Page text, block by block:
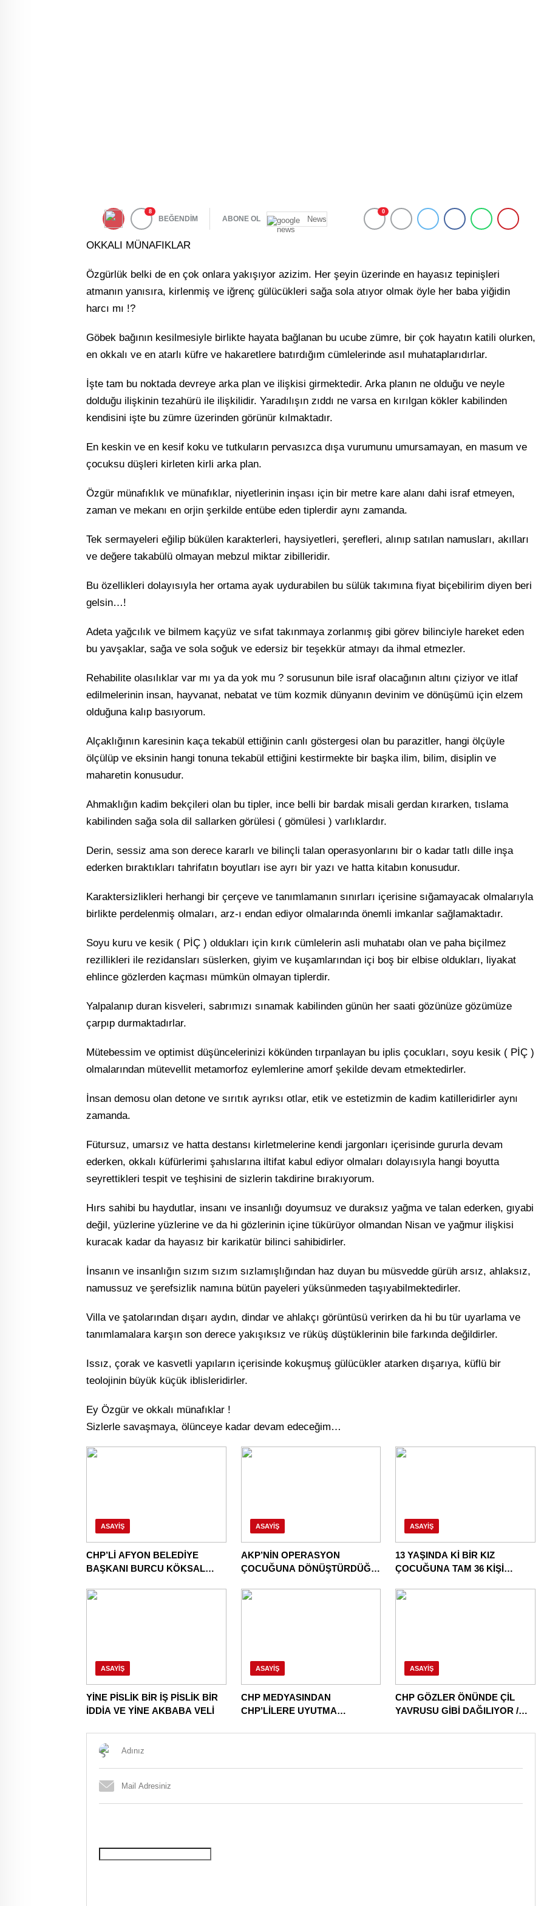
8
BEĞENDİM ABONE OL News
0
OKKALI MÜNAFIKLAR
Özgürlük belki de en çok onlara yakışıyor azizim. Her şeyin üzerinde en hayasız tepinişleri
atmanın yanısıra, kirlenmiş ve iğrenç gülücükleri sağa sola atıyor olmak öyle her baba yiğidin
harcı mı !?
Göbek bağının kesilmesiyle birlikte hayata bağlanan bu ucube zümre, bir çok hayatın katili olurken,
en okkalı ve en atarlı küfre ve hakaretlere batırdığım cümlelerinde asıl muhataplarıdırlar.
İşte tam bu noktada devreye arka plan ve ilişkisi girmektedir. Arka planın ne olduğu ve neyle
dolduğu ilişkinin tezahürü ile ilişkilidir. Yaradılışın zıddı ne varsa en kırılgan kökler kabilinden
kendisini işte bu zümre üzerinden görünür kılmaktadır.
En keskin ve en kesif koku ve tutkuların pervasızca dışa vurumunu umursamayan, en masum ve
çocuksu düşleri kirleten kirli arka plan.
Özgür münafıklık ve münafıklar, niyetlerinin inşası için bir metre kare alanı dahi israf etmeyen,
zaman ve mekanı en orjin şerkilde entübe eden tiplerdir aynı zamanda.
Tek sermayeleri eğilip bükülen karakterleri, haysiyetleri, şerefleri, alınıp satılan namusları, akılları
ve değere takabülü olmayan mebzul miktar zibilleridir.
Bu özellikleri dolayısıyla her ortama ayak uydurabilen bu sülük takımına fiyat biçebilirim diyen beri
gelsin…!
Adeta yağcılık ve bilmem kaçyüz ve sıfat takınmaya zorlanmış gibi görev bilinciyle hareket eden
bu yavşaklar, sağa ve sola soğuk ve edersiz bir teşekkür atmayı da ihmal etmezler.
Rehabilite olasılıklar var mı ya da yok mu ? sorusunun bile israf olacağının altını çiziyor ve itlaf
edilmelerinin insan, hayvanat, nebatat ve tüm kozmik dünyanın devinim ve dönüşümü için elzem
olduğuna kalıp basıyorum.
Alçaklığının karesinin kaça tekabül ettiğinin canlı göstergesi olan bu parazitler, hangi ölçüyle
ölçülüp ve eksinin hangi tonuna tekabül ettiğini kestirmekte bir başka ilim, bilim, disiplin ve
maharetin konusudur.
Ahmaklığın kadim bekçileri olan bu tipler, ince belli bir bardak misali gerdan kırarken, tıslama
kabilinden sağa sola dil sallarken görülesi ( gömülesi ) varlıklardır.
Derin, sessiz ama son derece kararlı ve bilinçli talan operasyonlarını bir o kadar tatlı dille inşa
ederken bıraktıkları tahrifatın boyutları ise ayrı bir yazı ve hatta kitabın konusudur.
Karaktersizlikleri herhangi bir çerçeve ve tanımlamanın sınırları içerisine sığamayacak olmalarıyla
birlikte perdelenmiş olmaları, arz-ı endan ediyor olmalarında önemli imkanlar sağlamaktadır.
Soyu kuru ve kesik ( PİÇ ) oldukları için kırık cümlelerin asli muhatabı olan ve paha biçilmez
rezillikleri ile rezidansları süslerken, giyim ve kuşamlarından içi boş bir elbise oldukları, liyakat
ehlince gözlerden kaçması mümkün olmayan tiplerdir.
Yalpalanıp duran kisveleri, sabrımızı sınamak kabilinden günün her saati gözünüze gözümüze
çarpıp durmaktadırlar.
Mütebessim ve optimist düşüncelerinizi kökünden tırpanlayan bu iplis çocukları, soyu kesik ( PİÇ )
olmalarından mütevellit metamorfoz eylemlerine amorf şekilde devam etmektedirler.
İnsan demosu olan detone ve sırıtık ayrıksı otlar, etik ve estetizmin de kadim katilleridirler aynı
zamanda.
Fütursuz, umarsız ve hatta destansı kirletmelerine kendi jargonları içerisinde gururla devam
ederken, okkalı küfürlerimi şahıslarına iltifat kabul ediyor olmaları dolayısıyla hangi boyutta
seyrettikleri tespit ve teşhisini de sizlerin takdirine bırakıyorum.
Hırs sahibi bu haydutlar, insanı ve insanlığı doyumsuz ve duraksız yağma ve talan ederken, gıyabi
değil, yüzlerine yüzlerine ve da hi gözlerinin içine tükürüyor olmandan Nisan ve yağmur ilişkisi
kuracak kadar da hayasız bir karikatür bilinci sahibidirler.
İnsanın ve insanlığın sızım sızım sızlamışlığından haz duyan bu müsvedde gürüh arsız, ahlaksız,
namussuz ve şerefsizlik namına bütün payeleri yüksünmeden taşıyabilmektedirler.
Villa ve şatolarından dışarı aydın, dindar ve ahlakçı görüntüsü verirken da hi bu tür uyarlama ve
tanımlamalara karşın son derece yakışıksız ve rüküş düştüklerinin bile farkında değildirler.
Issız, çorak ve kasvetli yapıların içerisinde kokuşmuş gülücükler atarken dışarıya, küflü bir
teolojinin büyük küçük iblisleridirler.
Ey Özgür ve okkalı münafıklar !
Sizlerle savaşmaya, ölünceye kadar devam edeceğim…
ASAYIŞ
CHP’Lİ AFYON BELEDİYE
BAŞKANI BURCU KÖKSAL
BELEDİYEYİ DE GÖTÜRÜYOR!
ASAYIŞ
AKP’NİN OPERASYON
ÇOCUĞUNA DÖNÜŞTÜRDÜĞÜ
DAHA!
ASAYIŞ
13 YAŞINDA Kİ BİR KIZ
ÇOCUĞUNA TAM 36 KİŞİ
BU HALK NEREYE SAVRULDU
ASAYIŞ
YİNE PİSLİK BİR İŞ PİSLİK BİR
İDDİA VE YİNE AKBABA VELİ
ASAYIŞ
CHP MEDYASINDAN
CHP’LİLERE UYUTMA
ASAYIŞ
CHP GÖZLER ÖNÜNDE ÇİL
YAVRUSU GİBİ DAĞILIYOR /